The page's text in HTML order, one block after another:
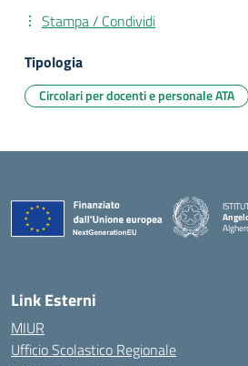
Stampa / Condividi
Tipologia
Circolari per docenti e personale ATA
—
Link Esterni
MIUR
Ufficio Scolastico Regionale